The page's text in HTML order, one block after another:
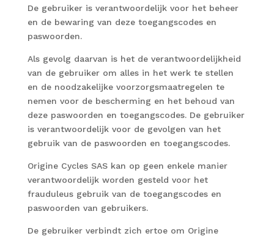
De gebruiker is verantwoordelijk voor het beheer
en de bewaring van deze toegangscodes en
paswoorden.
Als gevolg daarvan is het de verantwoordelijkheid
van de gebruiker om alles in het werk te stellen
en de noodzakelijke voorzorgsmaatregelen te
nemen voor de bescherming en het behoud van
deze paswoorden en toegangscodes. De gebruiker
is verantwoordelijk voor de gevolgen van het
gebruik van de paswoorden en toegangscodes.
Origine Cycles SAS kan op geen enkele manier
verantwoordelijk worden gesteld voor het
frauduleus gebruik van de toegangscodes en
paswoorden van gebruikers.
De gebruiker verbindt zich ertoe om Origine